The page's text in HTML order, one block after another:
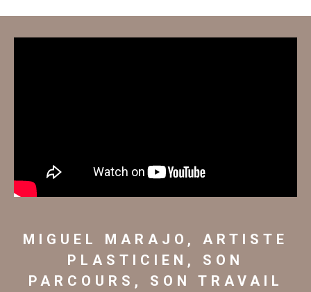
MIGUEL MARAJO, ARTISTE
PLASTICIEN, SON
PARCOURS, SON TRAVAIL